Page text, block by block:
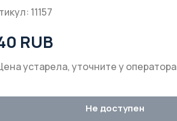
11157
RUB
устарела, уточните у оператора
Не доступен